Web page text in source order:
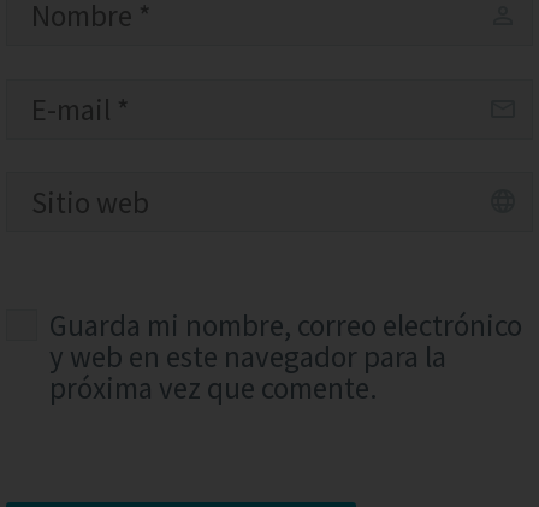
Guarda mi nombre, correo electrónico
y web en este navegador para la
próxima vez que comente.